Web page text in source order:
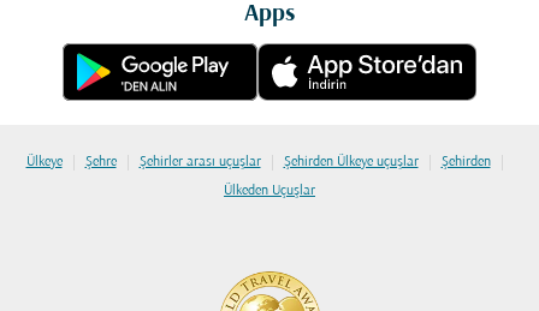
Apps
Ülkeye | Şehre | Şehirler arası uçuşlar | Şehirden Ülkeye uçuşlar | Şehirden |
Ülkeden Uçuşlar